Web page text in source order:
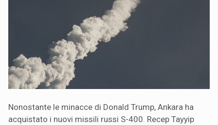
Nonostante le minacce di Donald Trump, Ankara ha
acquistato i nuovi missili russi S-400. Recep Tayyip